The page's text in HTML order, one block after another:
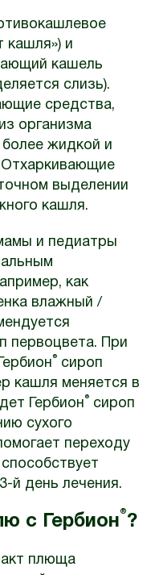
кашля») и
кашель
слизь).
средства,
организма
жидкой и
Отхаркивающие
выделении
кашля.
и педиатры
как
влажный /
первоцвета. При
® сироп
кашля меняется в
Гербион® сироп
сухого
переходу
способствует
й день лечения.
с Гербион®?
плюща